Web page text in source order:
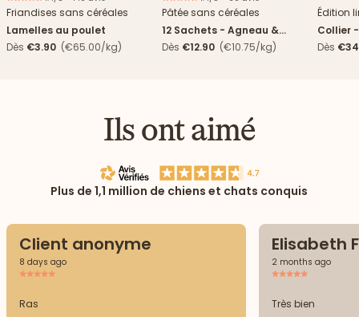
Friandises sans céréales
Lamelles au poulet
Dès €3.90 (€65.00/kg)
Pâtée sans céréales
12 Sachets - Agneau &
haricots verts
Dès €12.90 (€10.75/kg)
Édition
Collier
Dès
Ils ont aimé
Plus de 1,1 million de chiens et chats conquis
Client anonyme
8 days ago
Ras
Elisabeth
2 months ago
Très bien